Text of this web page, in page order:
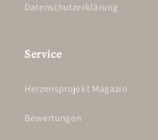
Datenschutzerklärung
Service
Herzensprojekt Magazin
Bewertungen